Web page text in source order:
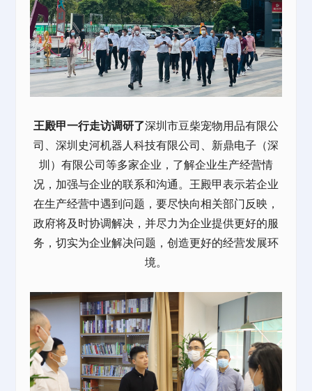
王殿甲一行走访调研了深圳市豆柴宠物用品有限公
司、深圳史河机器人科技有限公司、新鼎电子（深
圳）有限公司等多家企业，了解企业生产经营情
况，加强与企业的联系和沟通。王殿甲表示若企业
在生产经营中遇到问题，要尽快向相关部门反映，
政府将及时协调解决，并尽力为企业提供更好的服
务，切实为企业解决问题，创造更好的经营发展环
境。